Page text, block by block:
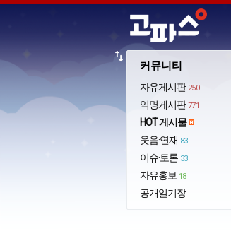
커뮤니티
자유게시판 250
익명게시판 771
HOT 게시물
웃음·연재 83
이슈·토론 33
자유홍보 18
공개일기장
import_export